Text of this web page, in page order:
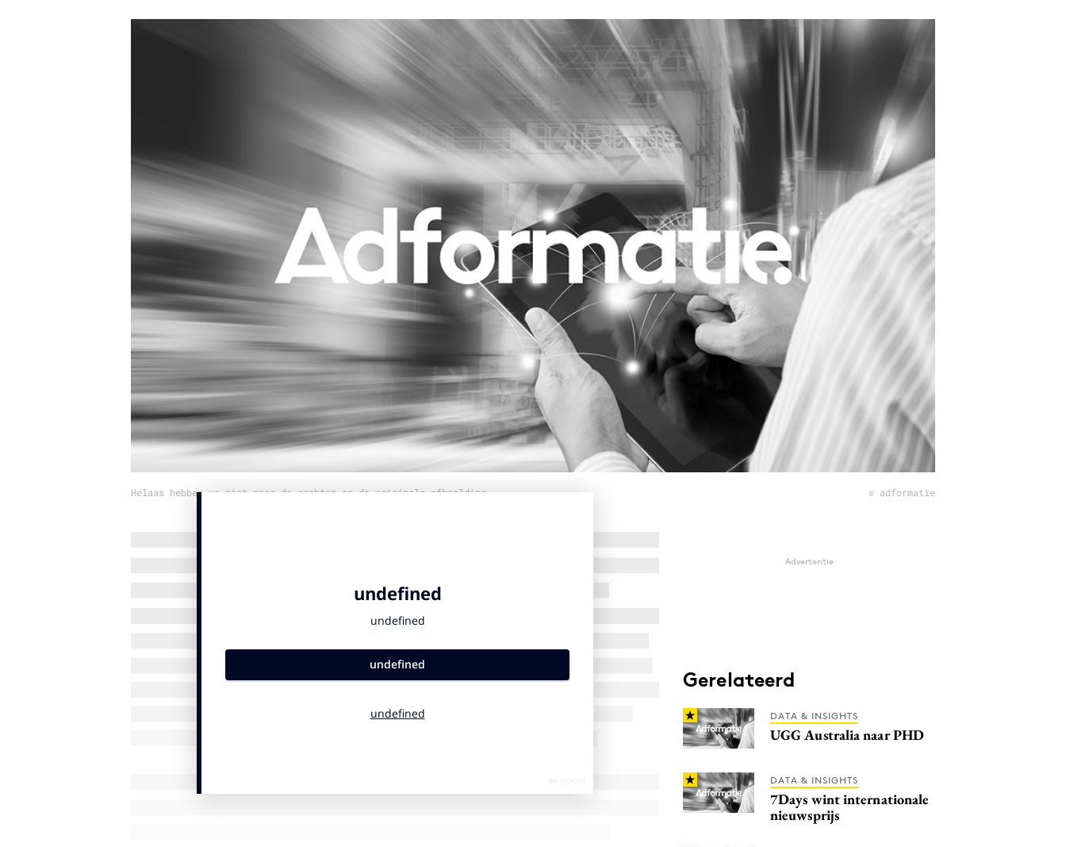
Gedragsverandering
Interne communicatie
Purpose Marketing
Reputatie & crisis
Helaas hebben we niet meer de rechten op de originele afbeelding © adformatie
Advertentie
Gerelateerd
DATA & INSIGHTS
UGG Australia naar PHD
DATA & INSIGHTS
7Days wint internationale
nieuwsprijs